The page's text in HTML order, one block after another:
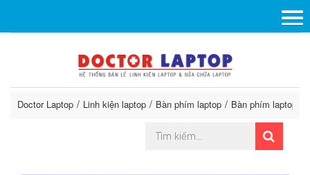
Doctor Laptop Linh kiện laptop Bàn phím laptop Bàn phím laptop